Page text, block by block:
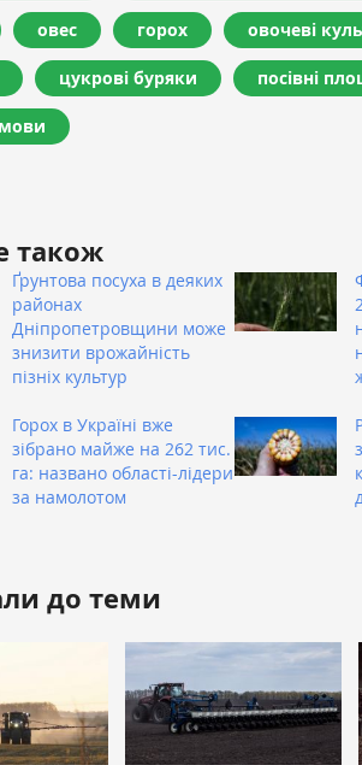
овес горох овочеві
цукрові буряки посівні
також
Ґрунтова посуха в деяких
районах
Дніпропетровщини може
знизити врожайність
пізніх культур
Горох в Україні вже
зібрано майже на 262 тис.
га: названо області-лідери
за намолотом
до теми